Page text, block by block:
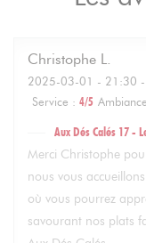
Christophe L
2025-03-01 - 21:30 -
Service : 4/5 Ambiance
Aux Dés Calés 17 -
Merci Christophe
nous vous
où vous pourrez
savourant nos plats